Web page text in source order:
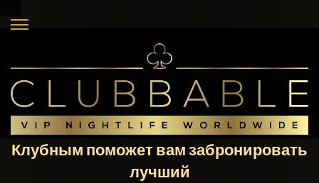
Клубным поможет вам забронировать
лучший